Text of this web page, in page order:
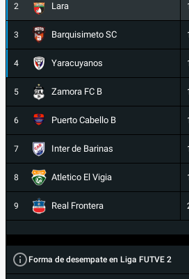
2 Lara
3 Barquisimeto SC
4 Yaracuyanos
5 Zamora FC B
6 Puerto Cabello B
7 Inter de Barinas
8 Atletico El Vigia
9 Real Frontera
Forma de desempate en Liga FUTVE 2